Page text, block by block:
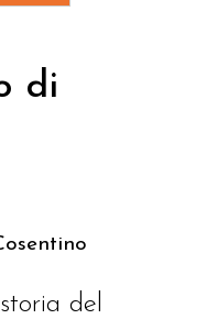
di
del